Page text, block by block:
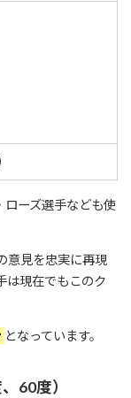
ローズ選手なども使
意見を忠実に再現
は現在でもこのク
となっています。
60度）